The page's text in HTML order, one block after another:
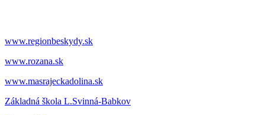
www.regionbeskydy.sk
www.rozana.sk
www.masrajeckadolina.sk
Základná škola L.Svinná-Babkov